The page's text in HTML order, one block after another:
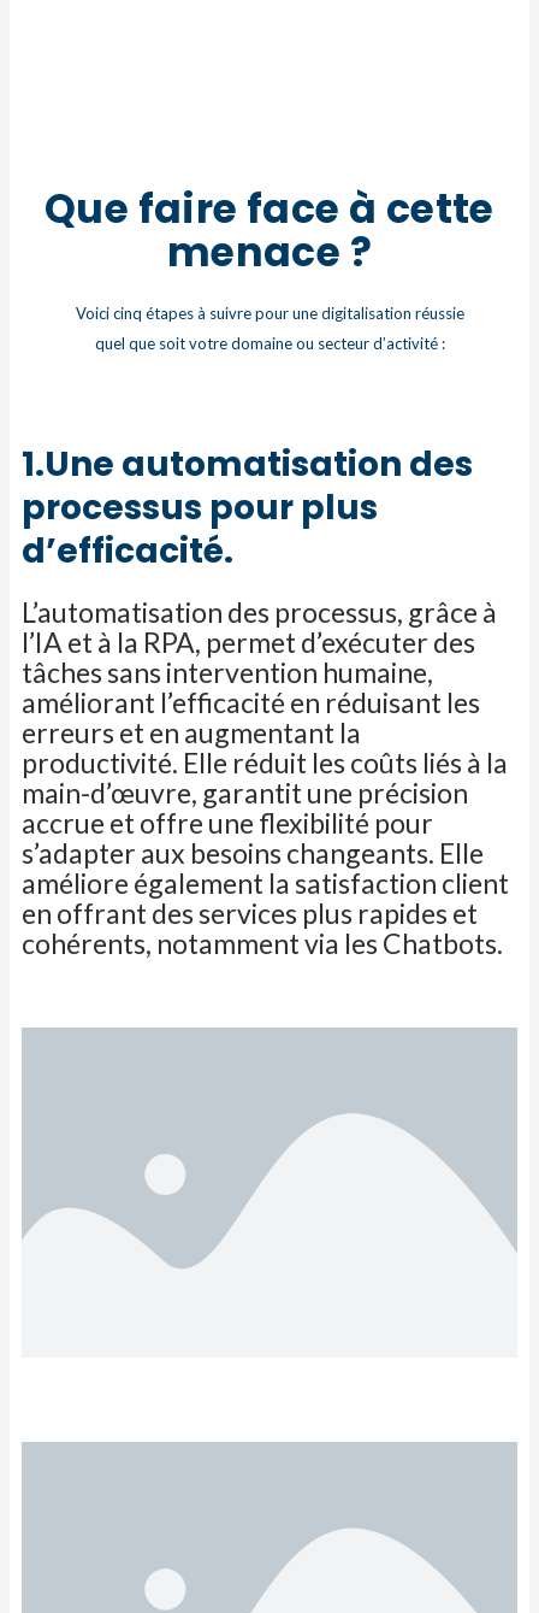
Que faire face à cette
menace ?​
Voici cinq étapes à suivre pour une digitalisation réussie
quel que soit votre domaine ou secteurd’activité :
1.Une automatisation des
processus pour plus
d’efficacité.
L’automatisation des processus, grâce à
l’IA et à la RPA, permet d’exécuter des
tâches sans intervention humaine,
améliorant l’efficacité en réduisant les
erreurs et en augmentant la
productivité. Elle réduit les coûts liés à la
main-d’œuvre, garantit une précision
accrue et offre une flexibilité pour
s’adapter aux besoins changeants. Elle
améliore également la satisfaction client
en offrant des services plus rapides et
cohérents, notamment via les Chatbots.